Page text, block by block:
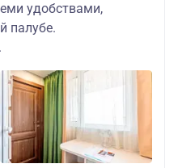
удобствами,
палубе.